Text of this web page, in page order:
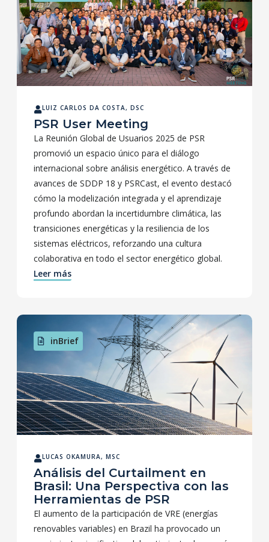
LUIZ CARLOS DA COSTA, DSC
PSR User Meeting
La Reunión Global de Usuarios 2025 de PSR
promovió un espacio único para el diálogo
internacional sobre análisis energético. A través de
avances de SDDP 18 y PSRCast, el evento destacó
cómo la modelización integrada y el aprendizaje
profundo abordan la incertidumbre climática, las
transiciones energéticas y la resiliencia de los
sistemas eléctricos, reforzando una cultura
colaborativa en todo el sector energético global.
Leer más
inBrief
LUCAS OKAMURA, MSC
Análisis del Curtailment en
Brasil: Una Perspectiva con las
Herramientas de PSR
El aumento de la participación de VRE (energías
renovables variables) en Brazil ha provocado un